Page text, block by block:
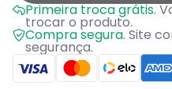
Primeira troca grátis.
trocar o produto.
Compra segura. Site
segurança.